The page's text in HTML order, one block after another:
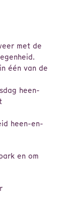
met de
één van de
heen-
heen-en-
en om